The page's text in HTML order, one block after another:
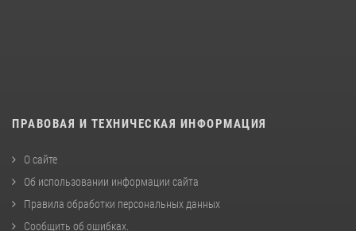
ПРАВОВАЯ И ТЕХНИЧЕСКАЯ ИНФОРМАЦИЯ
О сайте
Об использовании информации сайта
Правила обработки персональных данных
Сообщить об ошибках